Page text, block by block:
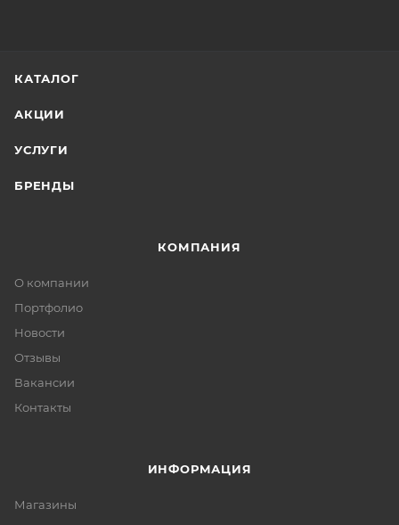
КАТАЛОГ
АКЦИИ
УСЛУГИ
БРЕНДЫ
КОМПАНИЯ
О компании
Портфолио
Новости
Отзывы
Вакансии
Контакты
ИНФОРМАЦИЯ
Магазины